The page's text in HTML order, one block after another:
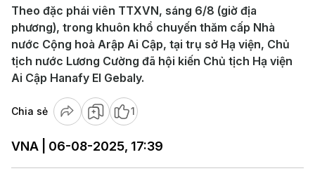
Theo đặc phái viên TTXVN, sáng 6/8 (giờ địa
phương), trong khuôn khổ chuyến thăm cấp Nhà
nước Cộng hoà Arập Ai Cập, tại trụ sở Hạ viện, Chủ
tịch nước Lương Cường đã hội kiến Chủ tịch Hạ viện
Ai Cập Hanafy El Gebaly.
Chia sẻ 1
VNA | 06-08-2025, 17:39